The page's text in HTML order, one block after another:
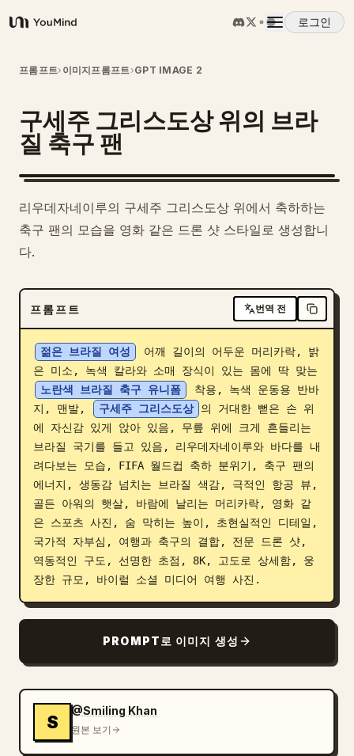
YouMind
로그인
개요
사용 사례
스킬
프롬프트
다운로드
블로그
업데이트
프롬프트› 이미지프롬프트›GPT IMAGE 2
구세주 그리스도상 위의 브라
질 축구 팬
리우데자네이루의 구세주 그리스도상 위에서 축하하는
축구 팬의 모습을 영화 같은 드론 샷 스타일로 생성합니
다.
프롬프트 번역 전
젊은 브라질 여성
어깨 길이의 어두운 머리카락, 밝
노란색 브라질 축구 유니폼
착용, 녹색 운동용 반바
지, 맨발,
구세주 그리스도상
의 거대한 뻗은 손 위
에 자신감 있게 앉아 있음, 무릎 위에 크게 흔들리는
브라질 국기를 들고 있음, 리우데자네이루와 바다를 내
려다보는 모습, FIFA 월드컵 축하 분위기, 축구 팬의
에너지, 생동감 넘치는 브라질 색감, 극적인 항공 뷰,
골든 아워의 햇살, 바람에 날리는 머리카락, 영화 같
은 스포츠 사진, 숨 막히는 높이, 초현실적인 디테일,
국가적 자부심, 여행과 축구의 결합, 전문 드론 샷,
역동적인 구도, 선명한 초점, 8K, 고도로 상세함, 웅
장한 규모, 바이럴 소셜 미디어 여행 사진.
PROMPT로 이미지 생성
S
@Smiling Khan
원본 보기